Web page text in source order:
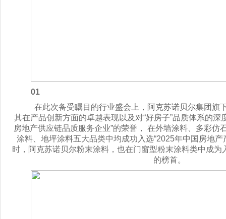
01
在此次备受瞩目的行业盛会上，阿克苏诺贝尔集团旗
其在产品创新方面的卓越表现以及对“好房子”品质体系的深
房地产供应链品质服务企业”的荣誉， 在外墙涂料、多彩仿
涂料、地坪涂料五大品类中均成功入选“2025年中国房地产
时，阿克苏诺贝尔粉末涂料，也在门窗型粉末涂料类中成为
的榜首。